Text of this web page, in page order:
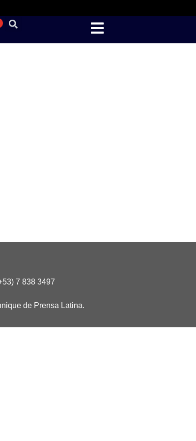
7 838 3497
de Prensa Latina.